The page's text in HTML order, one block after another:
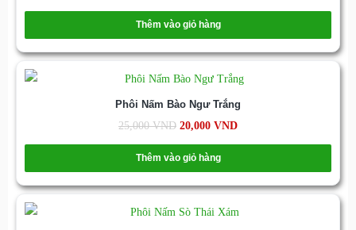
Thêm vào giỏ hàng
Phôi Nấm Bào Ngư Trắng
25,000VND 20,000 VND
Thêm vào giỏ hàng